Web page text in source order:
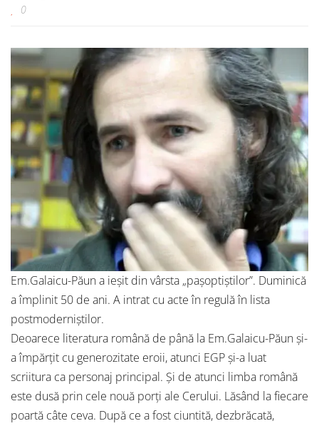
0
Em.Galaicu-Păun a ieșit din vârsta „pașoptiștilor”. Duminică
a împlinit 50 de ani. A intrat cu acte în regulă în lista
postmoderniștilor.
Deoarece literatura română de până la Em.Galaicu-Păun și-
a împărțit cu generozitate eroii, atunci EGP și-a luat
scriitura ca personaj principal. Și de atunci limba română
este dusă prin cele nouă porți ale Cerului. Lăsând la fiecare
poartă câte ceva. După ce a fost ciuntită, dezbrăcată,